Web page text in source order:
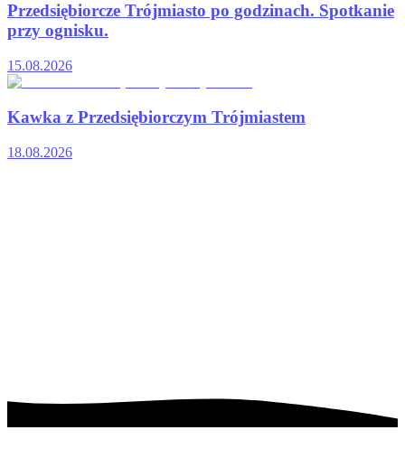
Przedsiębiorcze Trójmiasto po godzinach. Spotkanie
przy ognisku.
15.08.2026
Kawka z Przedsiębiorczym Trójmiastem
18.08.2026